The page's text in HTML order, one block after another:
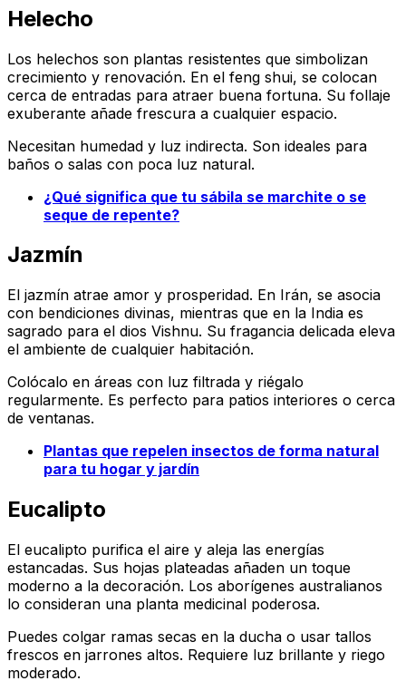
Helecho
Los helechos son plantas resistentes que simbolizan
crecimiento y renovación. En el feng shui, se colocan
cerca de entradas para atraer buena fortuna. Su follaje
exuberante añade frescura a cualquier espacio.
Necesitan humedad y luz indirecta. Son ideales para
baños o salas con poca luz natural.
¿Qué significa que tu sábila se marchite o se
seque de repente?
Jazmín
El jazmín atrae amor y prosperidad. En Irán, se asocia
con bendiciones divinas, mientras que en la India es
sagrado para el dios Vishnu. Su fragancia delicada eleva
el ambiente de cualquier habitación.
Colócalo en áreas con luz filtrada y riégalo
regularmente. Es perfecto para patios interiores o cerca
de ventanas.
Plantas que repelen insectos de forma natural
para tu hogar y jardín
Eucalipto
El eucalipto purifica el aire y aleja las energías
estancadas. Sus hojas plateadas añaden un toque
moderno a la decoración. Los aborígenes australianos
lo consideran una planta medicinal poderosa.
Puedes colgar ramas secas en la ducha o usar tallos
frescos en jarrones altos. Requiere luz brillante y riego
moderado.